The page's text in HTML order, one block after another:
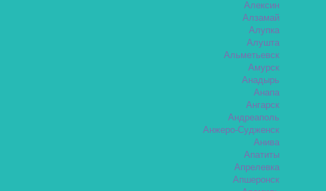
Алексин
Алзамай
Алупка
Алушта
Альметьевск
Амурск
Анадырь
Анапа
Ангарск
Андреаполь
Анжеро-Судженск
Анива
Апатиты
Апрелевка
Апшеронск